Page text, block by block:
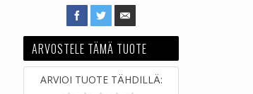
ARVOSTELE TÄMÄ TUOTE
ARVIOI TUOTE TÄHDILLÄ: